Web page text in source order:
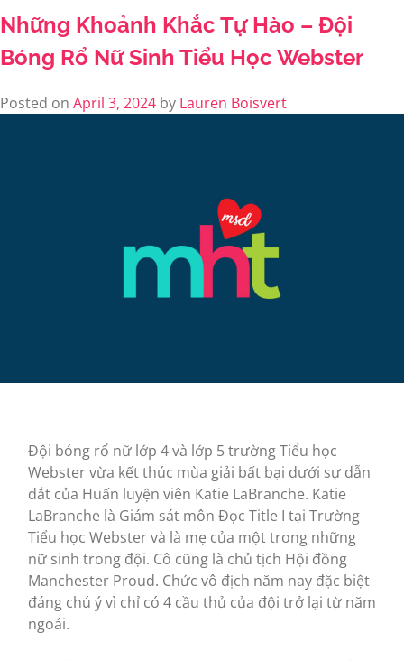
Những Khoảnh Khắc Tự Hào – Đội
Bóng Rổ Nữ Sinh Tiểu Học Webster
Posted on April 3, 2024 by Lauren Boisvert
Đội bóng rổ nữ lớp 4 và lớp 5 trường Tiểu học
Webster vừa kết thúc mùa giải bất bại dưới sự dẫn
dắt của Huấn luyện viên Katie LaBranche. Katie
LaBranche là Giám sát môn Đọc Title I tại Trường
Tiểu học Webster và là mẹ của một trong những
nữ sinh trong đội. Cô cũng là chủ tịch Hội đồng
Manchester Proud. Chức vô địch năm nay đặc biệt
đáng chú ý vì chỉ có 4 cầu thủ của đội trở lại từ năm
ngoái.